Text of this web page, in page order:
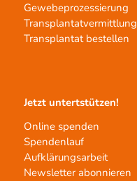
Gewebeprozessierung
Transplantatvermittlung
Transplantat bestellen
Jetzt untertstützen!
Online spenden
Spendenlauf
Aufklärungsarbeit
Newsletter abonnieren